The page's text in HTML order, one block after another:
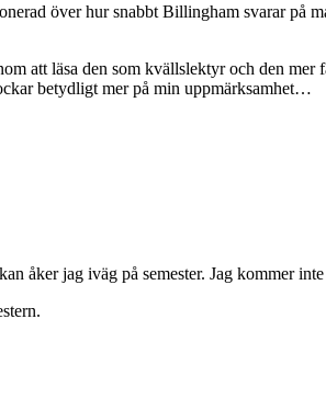
över hur snabbt Billingham svarar
att läsa den som kvällslektyr och den mer
betydligt mer på min uppmärksamhet…
åker jag iväg på semester. Jag kommer